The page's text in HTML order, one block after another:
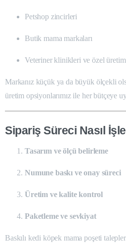
Petshop zincirleri
Butik mama markaları
Veteriner klinikleri ve özel
Markanız küçük ya da büyük ölçekli
üretim opsiyonlarımız ile her bütçeye
Sipariş Süreci Nasıl
Tasarım ve ölçü belirleme
Numune baskı ve onay süreci
Üretim ve kalite kontrol
Paketleme ve sevkiyat
Baskılı kedi köpek mama poşeti